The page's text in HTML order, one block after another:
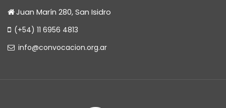
Juan Marín 280, San Isidro
(+54) 11 6956 4813
info@convocacion.org.ar